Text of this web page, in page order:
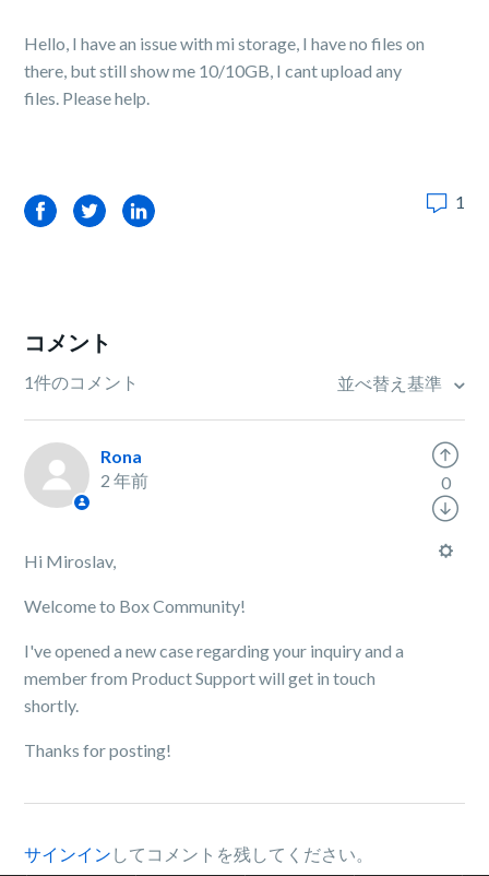
Hello, I have an issue with mi storage, I have no files on
there, but still show me 10/10GB, I cant upload any
files. Please help.
FacebookTwitterLinkedIn 1
コメント
1件のコメント 並べ替え基準
Rona
2 年前
Hi Miroslav,
Welcome to Box Community!
I've opened a new case regarding your inquiry and a
member from Product Support will get in touch
shortly.
Thanks for posting!
0
サインイン してコメントを残してください。